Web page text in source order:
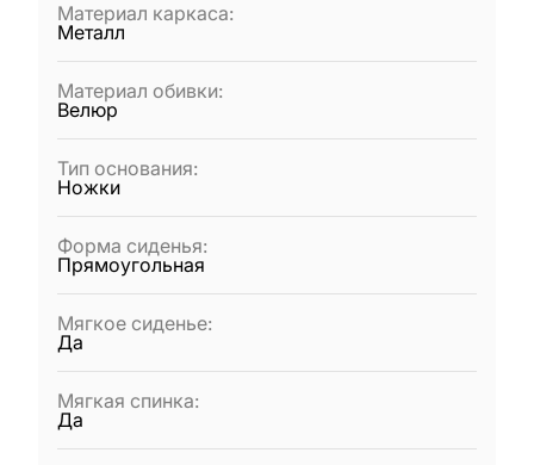
Материал каркаса:
Металл
Материал обивки:
Велюр
Тип основания:
Ножки
Форма сиденья:
Прямоугольная
Мягкое сиденье:
Да
Мягкая спинка:
Да